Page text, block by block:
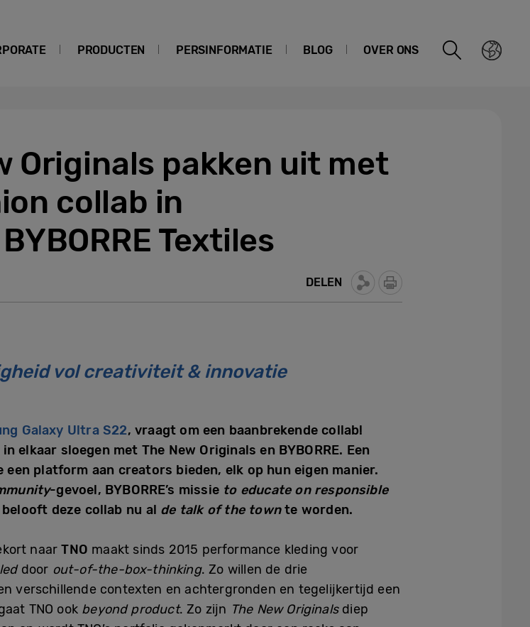
PRODUCTEN PERSINFORMATIE BLOG OVER ONS
Originals pakken uit met
collab in
Textiles
DELEN
vol creativiteit & innovatie
Galaxy Ultra S22, vraagt om een baanbrekende collab!
elkaar sloegen met The New Originals en BYBORRE. Een
platform aan creators bieden, elk op hun eigen manier.
-gevoel, BYBORRE’s missie to educate on responsible
deze collab nu al de talk of the townte worden.
naarTNO maakt sinds 2015 performance kleding voor
door out-of-the-box-thinking. Zo willen de drie
verschillende contexten en achtergronden en tegelijkertijd een
TNO ook beyond product. Zo zijn The New Originals diep